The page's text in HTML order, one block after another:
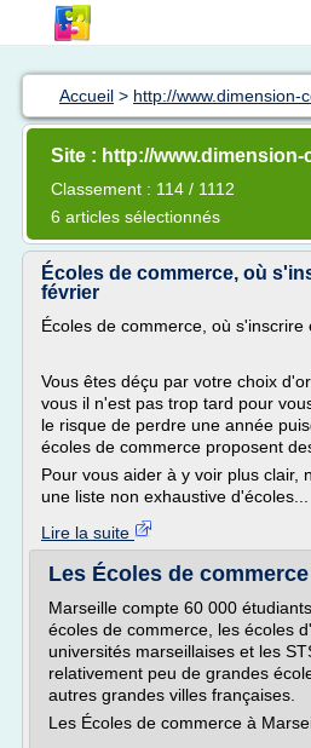
Accueil > http://www.dimension-
Site : http://
Classement : 114 / 1112
6 articles sélectionnés
Écoles de commerce, où
février
Écoles de commerce, où s'inscrire
Vous êtes déçu par votre choix
vous il n'est pas trop tard pour
le risque de perdre une année
écoles de commerce proposent
Pour vous aider à y voir plus clair,
une liste non exhaustive d'écoles...
Lire la suite
Les Écoles de
Marseille compte 60 000
écoles de commerce, les écoles
universités marseillaises et les
relativement peu de grandes
autres grandes villes françaises.
Les Écoles de commerce à